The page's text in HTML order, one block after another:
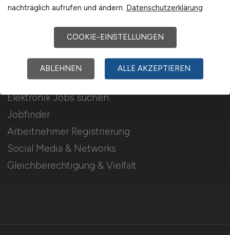
Für Arbeitnehmer
Elektronik Jobs suchen
Jobfinder
Arbeitnehmer Registrierung
Social Media & Networks
Gleichberechtigung & Vielfalt
Arbeitgeber Kontakt
nachträglich aufrufen und ändern. Datenschutzerklärung
COOKIE-EINSTELLUNGEN
ABLEHNEN ALLE AKZEPTIEREN